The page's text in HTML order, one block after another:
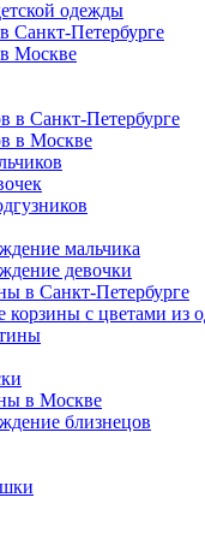
одежды
Санкт-Петербурге
Москве
в Санкт-Петербурге
в Москве
мальчика
девочки
в Санкт-Петербурге
корзины с цветами из
в Москве
близнецов